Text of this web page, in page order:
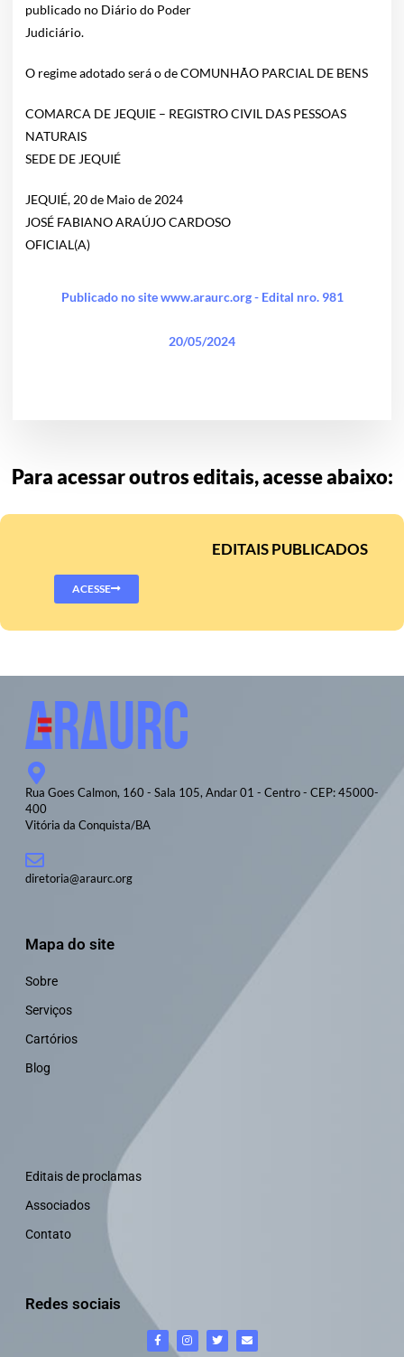
publicado no Diário do Poder
Judiciário.
O regime adotado será o de COMUNHÃO PARCIAL DE BENS
COMARCA DE JEQUIE – REGISTRO CIVIL DAS PESSOAS
NATURAIS
SEDE DE JEQUIÉ
JEQUIÉ, 20 de Maio de 2024
JOSÉ FABIANO ARAÚJO CARDOSO
OFICIAL(A)
Publicado no site www.araurc.org - Edital nro. 981
20/05/2024
Para acessar outros editais, acesse abaixo:
EDITAIS PUBLICADOS
ACESSE
Rua Goes Calmon, 160 - Sala 105, Andar 01 - Centro - CEP: 45000-
400
Vitória da Conquista/BA
diretoria@araurc.org
Mapa do site
Sobre
Serviços
Cartórios
Blog
Editais de proclamas
Associados
Contato
Redes sociais